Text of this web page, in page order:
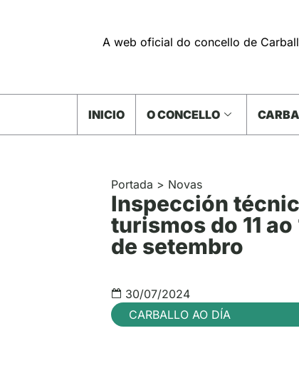
A web oficial do concello de
INICIO O CONCELLO
Portada > Novas
Inspección
turismos do 11 ao
de setembro
30/07/2024
CARBALLO AO DÍA